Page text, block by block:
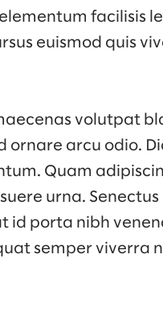
facilisis
euismod quis
volutpat
ornare arcu odio.
Quam
urna.
id porta nibh
semper viverra